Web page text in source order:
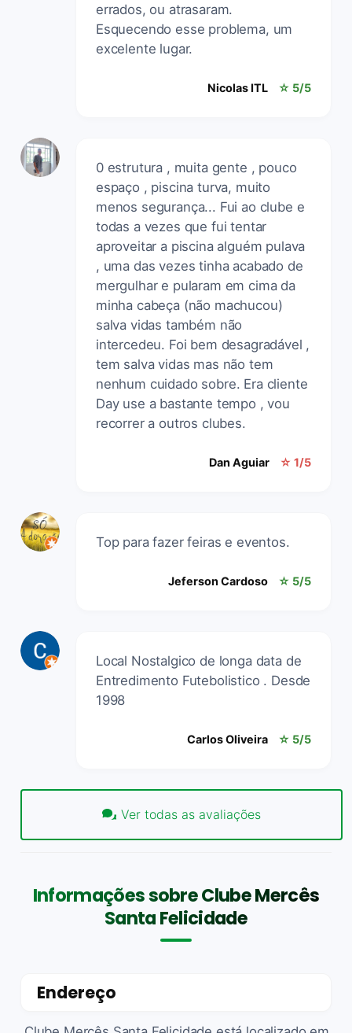
errados, ou atrasaram.
Esquecendo esse problema, um
excelente lugar.
Nicolas ITL ☆ 5/5
0 estrutura , muita gente , pouco
espaço , piscina turva, muito
menos segurança... Fui ao clube e
todas a vezes que fui tentar
aproveitar a piscina alguém pulava
, uma das vezes tinha acabado de
mergulhar e pularam em cima da
minha cabeça (não machucou)
salva vidas também não
intercedeu. Foi bem desagradável ,
tem salva vidas mas não tem
nenhum cuidado sobre. Era cliente
Day use a bastante tempo , vou
recorrer a outros clubes.
Dan Aguiar ☆ 1/5
Top para fazer feiras e eventos.
Jeferson Cardoso ☆ 5/5
Local Nostalgico de longa data de
Entredimento Futebolistico . Desde
1998
Carlos Oliveira ☆ 5/5
Ver todas as avaliações
Informações sobre Clube Mercês
Santa Felicidade
Endereço